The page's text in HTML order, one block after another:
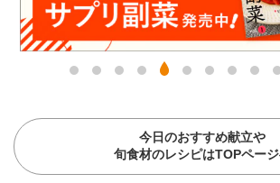
今日のおすすめ献立や
旬食材のレシピはTOPペー